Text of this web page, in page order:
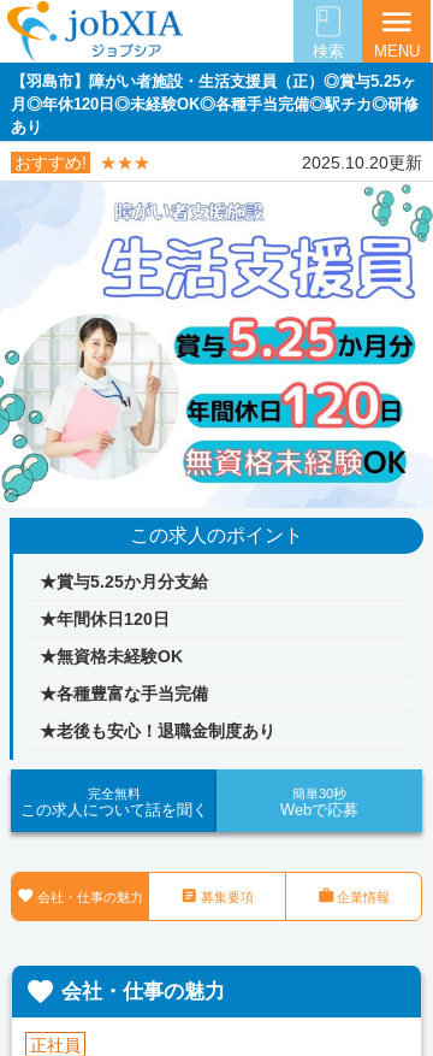
検索
menu
MENU
【羽島市】障がい者施設・生活支援員（正）◎賞与5.25ヶ
月◎年休120日◎未経験OK◎各種手当完備◎駅チカ◎研修
あり
おすすめ! ★★★ 2025.10.20更新
この求人のポイント
★賞与5.25か月分支給
★年間休日120日
★無資格未経験OK
★各種豊富な手当完備
★老後も安心！退職金制度あり
完全無料
この求人について話を聞く
簡単30秒
Webで応募
 会社・仕事の魅力  募集要項 企業情報
 会社・仕事の魅力
正社員